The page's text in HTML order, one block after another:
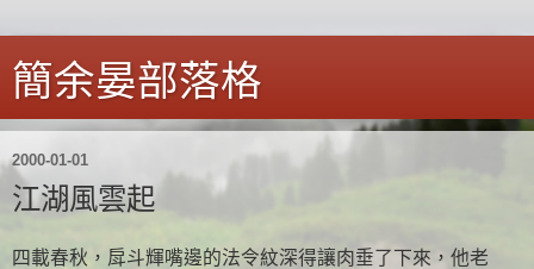
簡余晏部落格
2000-01-01
江湖風雲起
四載春秋，戽斗輝嘴邊的法令紋深得讓肉垂了下來，他老